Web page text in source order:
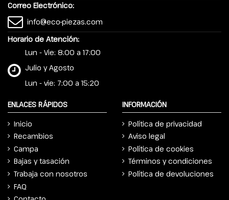
Correo Electrónico:
info@eco-piezas.com
Horario de Atención:
Lun - Vie: 8:00 a 17:00
Julio y Agosto
Lun - vie: 7:00 a 15:20
ENLACES RÁPIDOS
Inicio
Recambios
Campa
Bajas y tasación
Trabaja con nosotros
FAQ
INFORMACIÓN
Política de privacidad
Aviso legal
Política de cookies
Términos y condiciones
Política de devoluciones